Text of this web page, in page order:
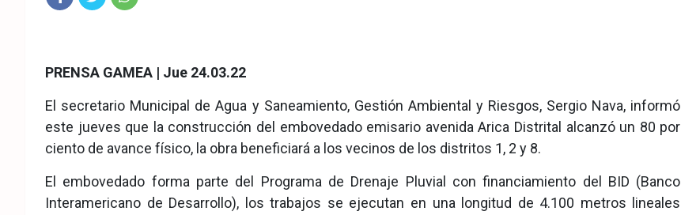
ook
pp
PRENSA GAMEA | Jue 24.03.22
El secretario Municipal de Agua y Saneamiento, Gestión Ambiental y Riesgos, Sergio Nava, informó
este jueves que la construcción del embovedado emisario avenida Arica Distrital alcanzó un 80 por
ciento de avance físico, la obra beneficiará a los vecinos de los distritos 1, 2 y 8.
El embovedado forma parte del Programa de Drenaje Pluvial con financiamiento del BID (Banco
Interamericano de Desarrollo), los trabajos se ejecutan en una longitud de 4.100 metros lineales